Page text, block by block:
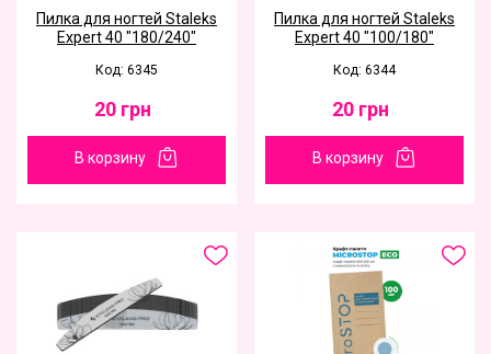
Пилка для ногтей Staleks
Expert 40 "180/240"
Код: 6345
20 грн
В корзину
Пилка для ногтей Staleks
Expert 40 "100/180"
Код: 6344
20 грн
В корзину